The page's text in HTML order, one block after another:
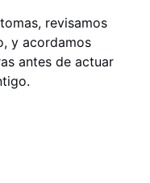
revisamos
y acordamos
antes de actuar